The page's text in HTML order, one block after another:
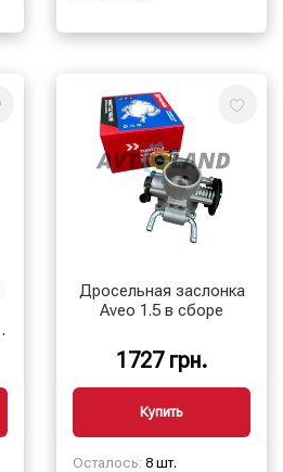
Дросельная заслонка
Aveo 1.5 в сборе
1727 грн.
Купить
Осталось: 8 шт.